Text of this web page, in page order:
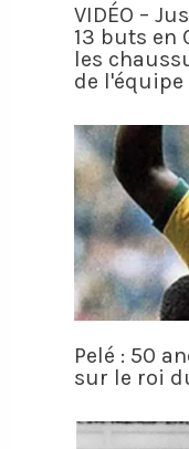
VIDÉO –
13 buts en
les
de l'équipe
Pelé : 50
sur le roi